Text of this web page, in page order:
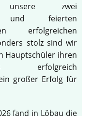
unsere zwei
und feierten
erfolgreichen
stolz sind wir
Hauptschüler ihren
erfolgreich
großer Erfolg für
fand in Löbau die